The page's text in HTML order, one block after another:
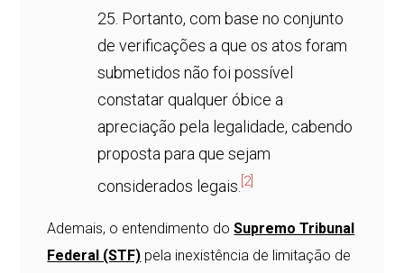
25. Portanto, com base no conjunto
de verificações a que os atos foram
submetidos não foi possível
constatar qualquer óbice a
apreciação pela legalidade, cabendo
proposta para que sejam
considerados legais. [2]
Ademais, o entendimento doSupremo Tribunal
Federal (STF) pela inexistência de limitação de